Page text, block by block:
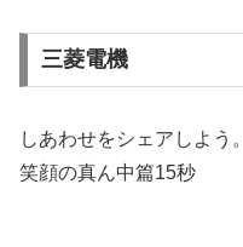
三菱電機
しあわせをシェアしよう。
笑顔の真ん中篇15秒